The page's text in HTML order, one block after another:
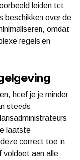
leiden tot
beschikken over de
omdat
regels en
hoef je je minder
steeds
laatste
correct toe in
voldoet aan alle